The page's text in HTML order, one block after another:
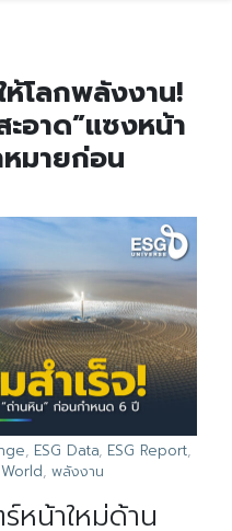
ห้โลกพลังงาน!
อาด”แซงหน้า
หมายก่อน
, ESG Data, ESG Report,
World, พลังงาน
หน้าใหม่ด้าน